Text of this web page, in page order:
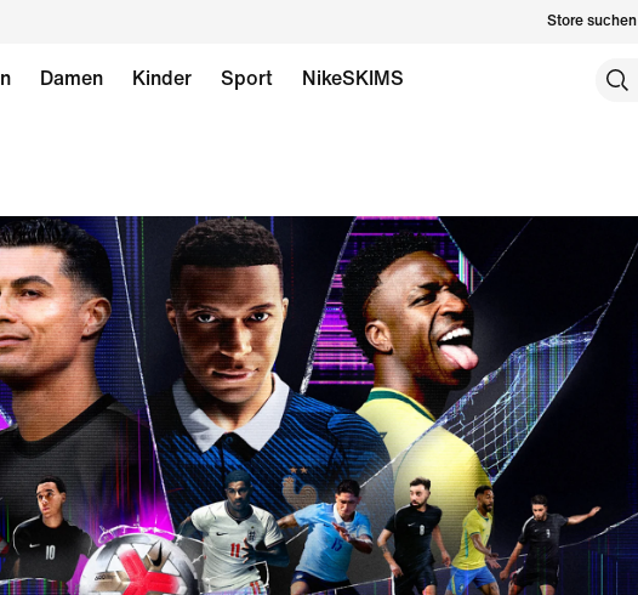
Store suchen
Damen Kinder Sport NikeSKIMS